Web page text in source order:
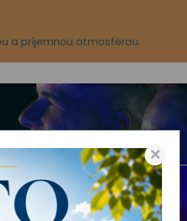
a príjemnou atmosférou.
×